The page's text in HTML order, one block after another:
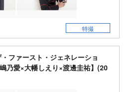
特撮
ファースト・ジェネレーショ
乃愛×大幡しえり×渡邊圭祐】(20